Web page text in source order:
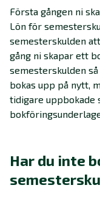
Första gången ni
Lön för
semesterskulden
gång ni skapar ett
semesterskulden
bokas upp på nytt,
tidigare uppbokade
Har du inte